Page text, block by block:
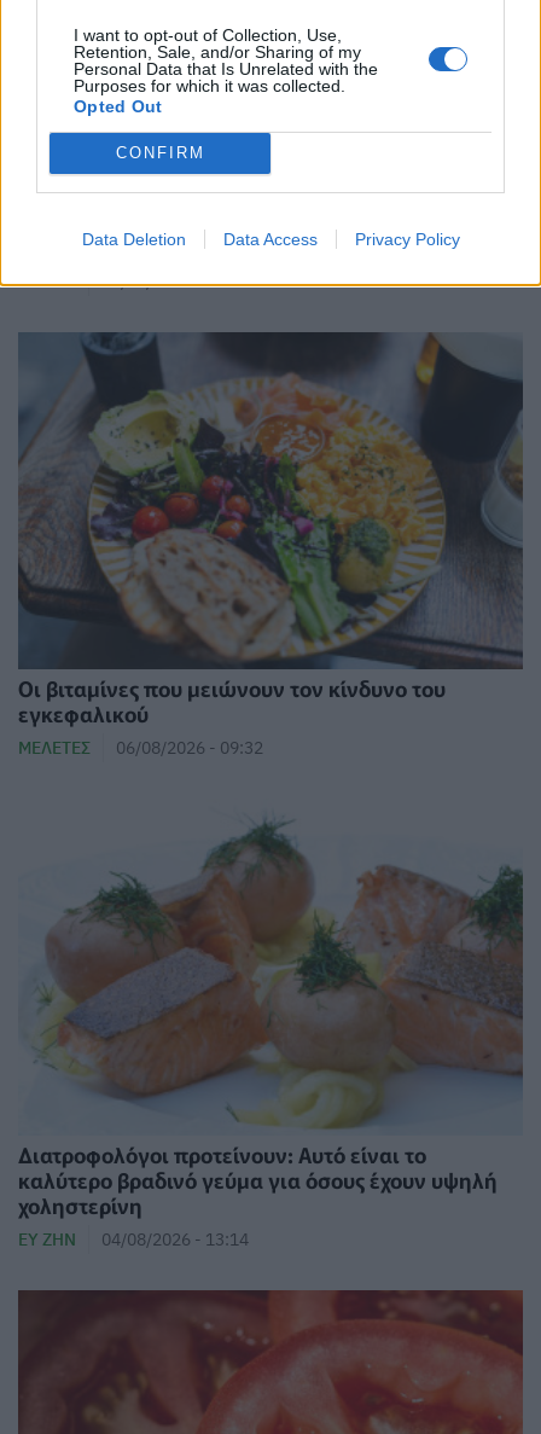
I want to opt-out of Collection, Use,
Retention, Sale, and/or Sharing of my
Personal Data that Is Unrelated with the
Purposes for which it was collected.
Opted Out
CONFIRM
Data Deletion Data Access Privacy Policy
⁠Η έλλειψη μιας βιταμίνης συνδέεται με έντονη
κούραση
ΕΥ ΖΗΝ 09/08/2026 - 03:00
Οι βιταμίνες που μειώνουν τον κίνδυνο του
εγκεφαλικού
ΜΕΛΈΤΕΣ 06/08/2026 - 09:32
Διατροφολόγοι προτείνουν: Αυτό είναι το
καλύτερο βραδινό γεύμα για όσους έχουν υψηλή
χοληστερίνη
ΕΥ ΖΗΝ 04/08/2026 - 13:14